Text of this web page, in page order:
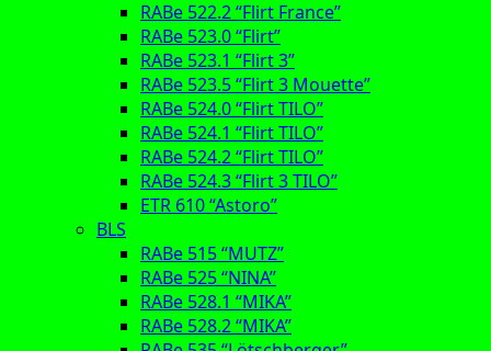
RABe 522.2 “Flirt France”
RABe 523.0 “Flirt”
RABe 523.1 “Flirt 3”
RABe 523.5 “Flirt 3 Mouette”
RABe 524.0 “Flirt TILO”
RABe 524.1 “Flirt TILO”
RABe 524.2 “Flirt TILO”
RABe 524.3 “Flirt 3 TILO”
ETR 610 “Astoro”
BLS
RABe 515 “MUTZ”
RABe 525 “NINA”
RABe 528.1 “MIKA”
RABe 528.2 “MIKA”